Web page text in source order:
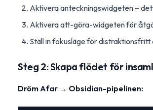
Aktivera anteckningswidgeten –
Aktivera att-göra-widgeten för
Ställ in fokusläge för
Steg 2: Skapa flödet för
Dröm Afar → Obsidian-pipelinen: